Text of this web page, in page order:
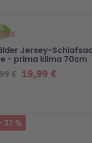
19,99 €
€
Jersey-
- prima klima 70cm
hinzufügen
37 %